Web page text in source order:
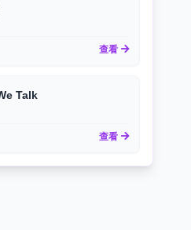
查看
Talk
查看